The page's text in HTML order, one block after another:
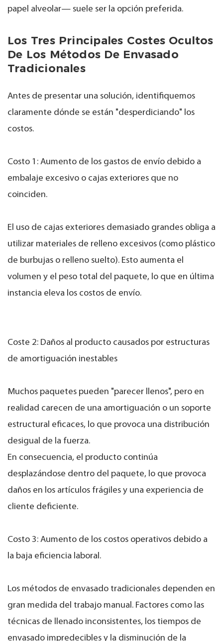
papel alveolar— suele ser la opción preferida.
Los Tres Principales Costes Ocultos
De Los Métodos De Envasado
Tradicionales
Antes de presentar una solución, identifiquemos
claramente dónde se están "desperdiciando" los
costos.
Costo 1: Aumento de los gastos de envío debido a
embalaje excesivo o cajas exteriores que no
coinciden.
El uso de cajas exteriores demasiado grandes obliga a
utilizar materiales de relleno excesivos (como plástico
de burbujas o relleno suelto). Esto aumenta el
volumen y el peso total del paquete, lo que en última
instancia eleva los costos de envío.
Coste 2: Daños al producto causados ​​por estructuras
de amortiguación inestables
Muchos paquetes pueden "parecer llenos", pero en
realidad carecen de una amortiguación o un soporte
estructural eficaces, lo que provoca una distribución
desigual de la fuerza.
En consecuencia, el producto continúa
desplazándose dentro del paquete, lo que provoca
daños en los artículos frágiles y una experiencia de
cliente deficiente.
Costo 3: Aumento de los costos operativos debido a
la baja eficiencia laboral.
Los métodos de envasado tradicionales dependen en
gran medida del trabajo manual. Factores como las
técnicas de llenado inconsistentes, los tiempos de
envasado impredecibles y la disminución de la